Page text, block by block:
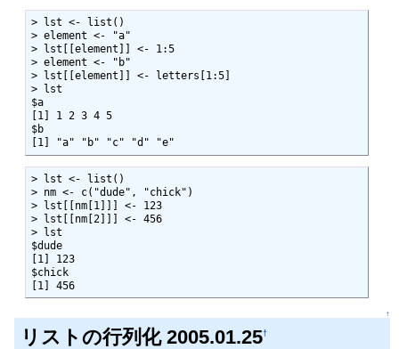
> lst <- list()
> element <- "a"
> lst[[element]] <- 1:5
> element <- "b"
> lst[[element]] <- letters[1:5]
> lst
$a
[1] 1 2 3 4 5
$b
[1] "a" "b" "c" "d" "e"
> lst <- list()
> nm <- c("dude", "chick")
> lst[[nm[1]]] <- 123
> lst[[nm[2]]] <- 456
> lst
$dude
[1] 123
$chick
[1] 456
↑
リストの行列化 2005.01.25†